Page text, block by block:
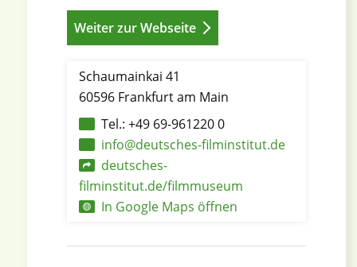
Weiter zur Webseite
Schaumainkai 41
60596 Frankfurt am Main
Tel.: +49 69-961220 0
info@deutsches-filminstitut.de
deutsches-
filminstitut.de/filmmuseum
In Google Maps öffnen